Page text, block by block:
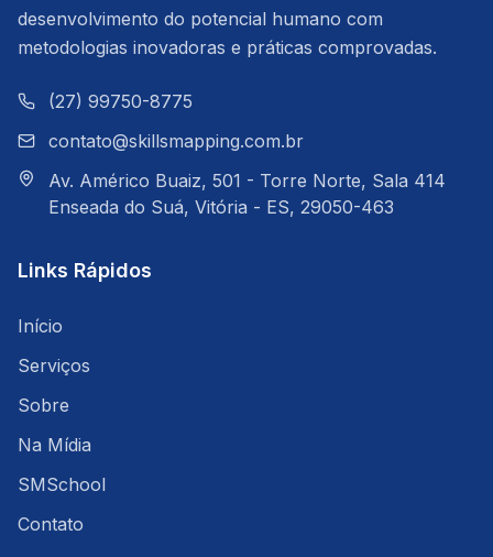
desenvolvimento do potencial humano com
metodologias inovadoras e práticas comprovadas.
(27) 99750-8775
contato@skillsmapping.com.br
Av. Américo Buaiz, 501 - Torre Norte, Sala 414
Enseada do Suá, Vitória - ES, 29050-463
Links Rápidos
Início
Serviços
Sobre
Na Mídia
SMSchool
Contato